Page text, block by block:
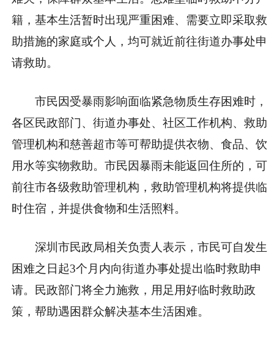
籍，基本生活暂时出现严重困难、需要立即采取救
助措施的家庭或个人，均可就近前往街道办事处申
请救助。
市民因受暴雨影响面临紧急物质生存困难时，
各区民政部门、街道办事处、社区工作机构、救助
管理机构和慈善超市等可帮助提供衣物、食品、饮
用水等实物救助。市民因暴雨未能返回住所的，可
前往市各级救助管理机构，救助管理机构将提供临
时住宿，并提供食物和生活照料。
深圳市民政局相关负责人表示，市民可自发生
困难之日起3个月内向街道办事处提出临时救助申
请。民政部门将全力施救，用足用好临时救助政
策，帮助遇困群众解决基本生活困难。